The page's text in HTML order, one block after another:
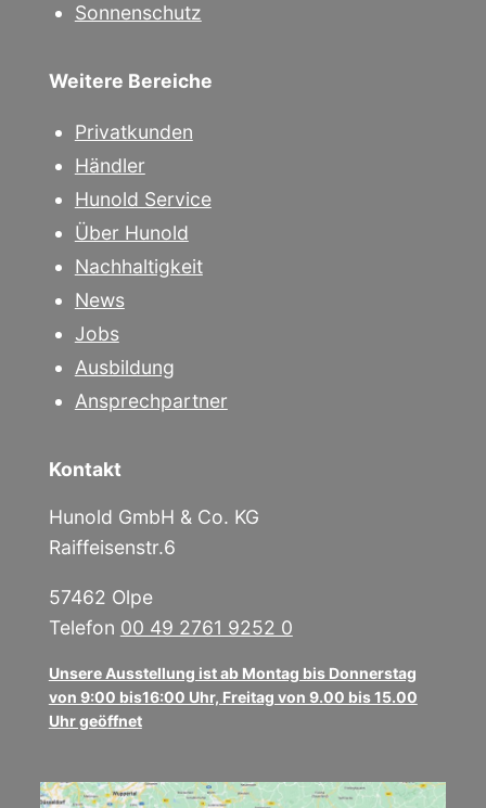
Sonnenschutz
Weitere Bereiche
Privatkunden
Händler
Hunold Service
Über Hunold
Nachhaltigkeit
News
Jobs
Ausbildung
Ansprechpartner
Kontakt
Hunold GmbH & Co. KG
Raiffeisenstr.6
57462 Olpe
Telefon 00 49 2761 9252 0
Unsere Ausstellung ist ab Montag bis Donnerstag
von 9:00 bis16:00 Uhr, Freitag von 9.00 bis 15.00
Uhr geöffnet